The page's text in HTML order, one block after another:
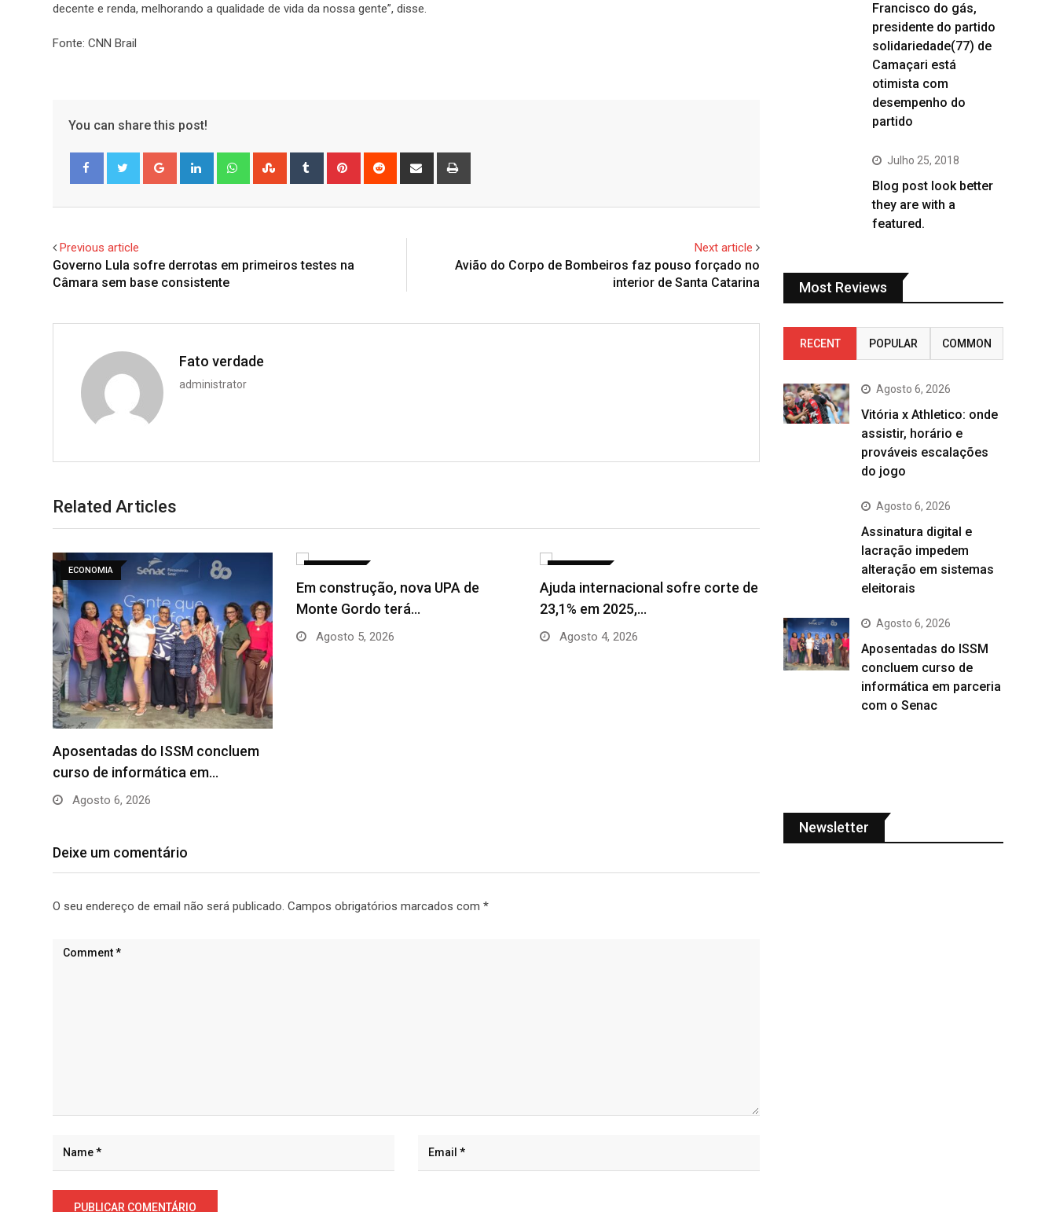
decente e renda, melhorando a qualidade de vida da nossa gente”, disse.
Fonte: CNN Brail
You can share this post!
Google+ LinkedIn WhatsappStumbleUpon
Tumblr Pinterest Reddit
Share
Previous article
Governo Lula sofre derrotas em primeiros testes na
Câmara sem base consistente
Next article
Avião do Corpo de Bombeiros faz pouso forçado no
interior de Santa Catarina
Fato verdade
administrator
Related Articles
ECONOMIA
Aposentadas do ISSM concluem
curso de informática em…
Agosto 6, 2026
Em construção, nova UPA de
Monte Gordo terá…
Agosto 5, 2026
Ajuda internacional sofre corte de
23,1% em 2025,…
Agosto 4, 2026
Deixe um comentário
O seu endereço de email não será publicado. Campos obrigatórios marcados com *
Francisco do gás,
presidente do partido
solidariedade(77) de
Camaçari está
otimista com
desempenho do
partido
Julho 25, 2018
Blog post look better
they are with a
featured.
Most Reviews
RECENT POPULAR COMMON
Agosto 6, 2026
Vitória x Athletico: onde
assistir, horário e
prováveis escalações
do jogo
Agosto 6, 2026
Assinatura digital e
lacração impedem
alteração em sistemas
eleitorais
Agosto 6, 2026
Aposentadas do ISSM
concluem curso de
informática em parceria
com o Senac
Newsletter